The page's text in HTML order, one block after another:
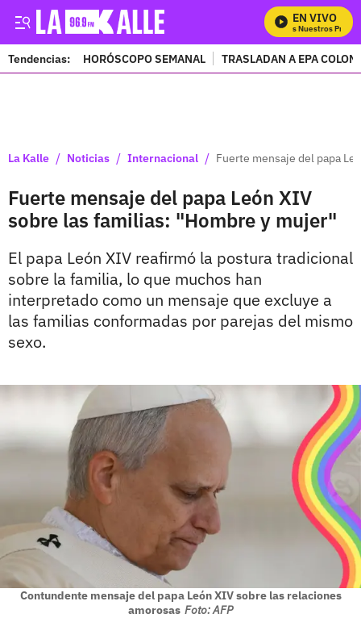
EN VIVO
Mira Todos Nuestros
Tendencias: HORÓSCOPO SEMANAL TRASLADAN A EPA
La Kalle / Noticias / Internacional / Fuerte mensaje del papa
Fuerte mensaje del papa León XIV
sobre las familias: "Hombre y mujer"
El papa León XIV reafirmó la postura tradicional
sobre la familia, lo que muchos han
interpretado como un mensaje que excluye a
las familias conformadas por parejas del mismo
sexo.
Contundente mensaje del papa León XIV sobre las relaciones
amorosas Foto: AFP